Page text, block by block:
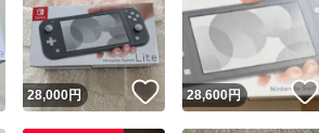
いいね！
28,000円 いいね！
28,600円